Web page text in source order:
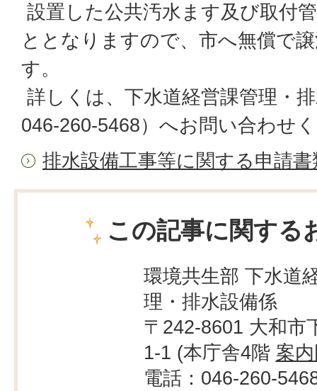
設置した公共汚水ます及び取付
ととなりますので、市へ無償で
す。
詳しくは、下水道経営課管理・
046-260-5468）へお問い合わせ
排水設備工事等に関する申請書
この記事に関する
環境共生部 下水道
理・排水設備係
〒242-8601 大和市
1-1 (本庁舎4階 案
電話：046-260-